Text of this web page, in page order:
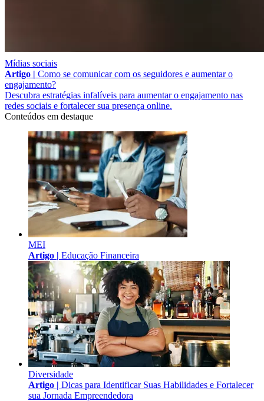
Mídias sociais
Artigo | Como se comunicar com os seguidores e aumentar o
engajamento?
Descubra estratégias infalíveis para aumentar o engajamento nas
redes sociais e fortalecer sua presença online.
Conteúdos em destaque
MEI
Artigo | Educação Financeira
Diversidade
Artigo | Dicas para Identificar Suas Habilidades e Fortalecer
sua Jornada Empreendedora